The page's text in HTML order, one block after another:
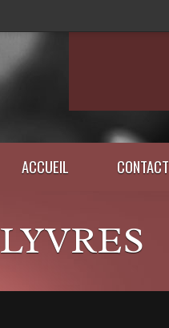
ACCUEIL CONTACT
LYVRES